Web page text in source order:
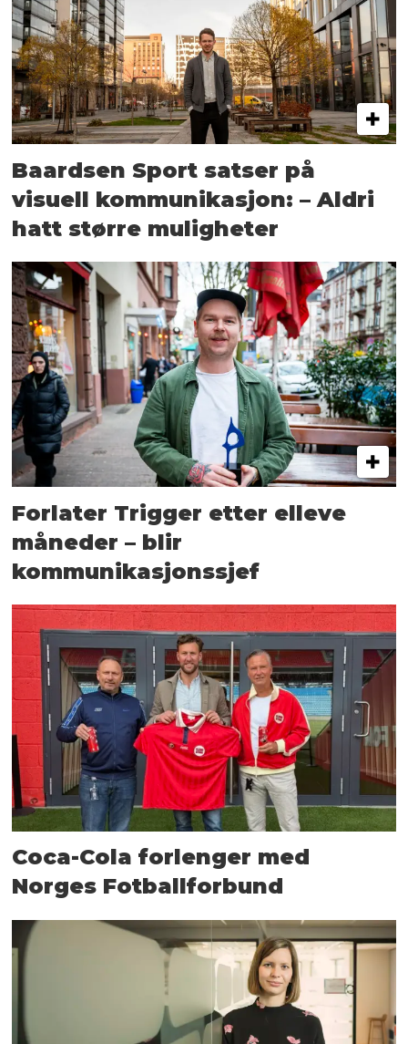
Baardsen Sport satser på
visuell kommunikasjon: – Aldri
hatt større muligheter
Forlater Trigger etter elleve
måneder – blir
kommunikasjonssjef
Coca-Cola forlenger med
Norges Fotballforbund